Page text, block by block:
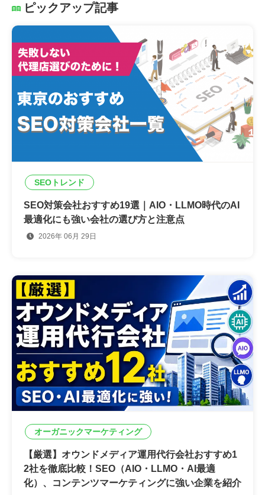
ピックアップ記事
SEOトレンド
SEO対策会社おすすめ19選｜AIO・LLMO時代のAI
最適化にも強い会社の選び方と注意点
2026年 06月 29日
オーガニックマーケティング
【厳選】オウンドメディア運用代行会社おすすめ1
2社を徹底比較！SEO（AIO・LLMO・AI最適
化）、コンテンツマーケティングに強い企業を紹介